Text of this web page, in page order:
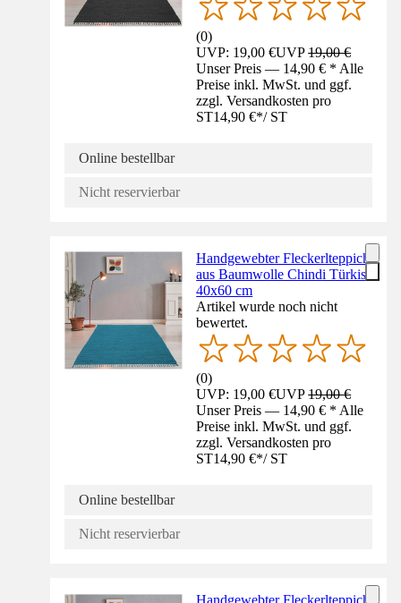
(0)
UVP: 19,00 €UVP19,00 €
Unser Preis — 14,90 € * Alle
Preise inkl. MwSt. und ggf.
zzgl. Versandkosten pro
ST14,90 €*/ ST
Online bestellbar
Nicht reservierbar
Handgewebter Fleckerlteppich
aus Baumwolle Chindi Türkis
40x60 cm
Artikel wurde noch nicht
bewertet.
(0)
UVP: 19,00 €UVP19,00 €
Unser Preis — 14,90 € * Alle
Preise inkl. MwSt. und ggf.
zzgl. Versandkosten pro
ST14,90 €*/ ST
Online bestellbar
Nicht reservierbar